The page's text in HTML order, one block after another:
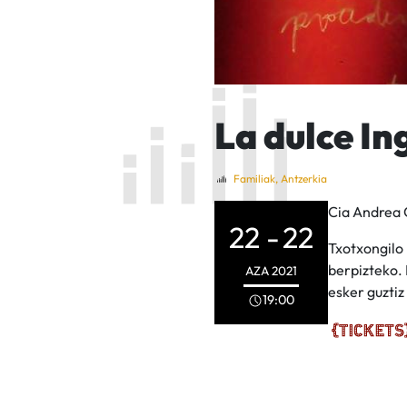
La dulce
Familiak, Antzerkia
22 -22
AZA2021
19:00
Cia Andrea
Txotxongilo
berpizteko.
esker